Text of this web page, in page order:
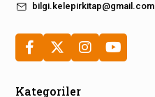
bilgi.kelepirkitap@gmail.com
Kategoriler